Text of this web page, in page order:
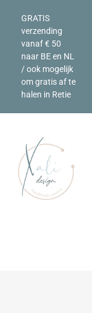
GRATIS
verzending
vanaf € 50
naar BE en NL
/ ook mogelijk
om gratis af te
halen in Retie